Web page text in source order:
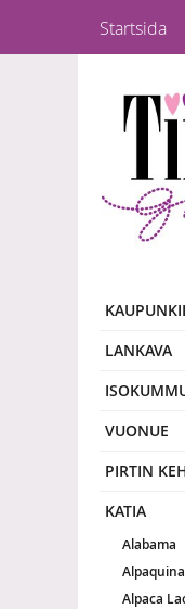
Startsida
LANKAVA
VUONUE
PIRTIN
KATIA
Alabama
Alpaquina
Alpaca